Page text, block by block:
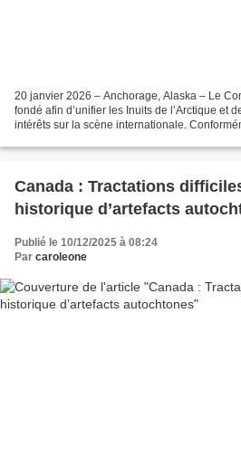
20 janvier 2026 – Anchorage, Alaska – Le
fondé afin d’unifier les Inuits de l’Arctique et
intérêts sur la scène internationale.
Canada : Tractations
historique d’artefacts
Publié le 10/12/2025 à 08:24
Par caroleone